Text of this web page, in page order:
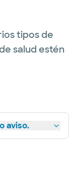
tipos de
salud estén
aviso.